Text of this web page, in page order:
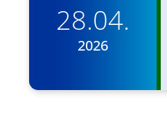
28.04.
2026